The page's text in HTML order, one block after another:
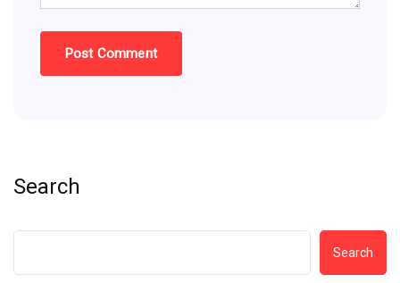
Search
Search